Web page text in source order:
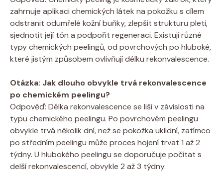
zahrnuje aplikaci chemických látek na pokožku s cílem
odstranit odumřelé kožní buňky, zlepšit strukturu pleti,
sjednotit její tón a podpořit regeneraci. Existují různé
typy chemických peelingů, od povrchových po hluboké,
které jistým způsobem ovlivňují délku rekonvalescence.
Otázka: Jak dlouho obvykle trvá rekonvalescence
po chemickém peelingu?
Odpověď: Délka rekonvalescence se liší v závislosti na
typu chemického peelingu. Po povrchovém peelingu
obvykle trvá několik dní, než se pokožka uklidní, zatímco
po středním peelingu může proces hojení trvat 1 až 2
týdny. U hlubokého peelingu se doporučuje počítat s
delší rekonvalescencí, obvykle 2 až 3 týdny.